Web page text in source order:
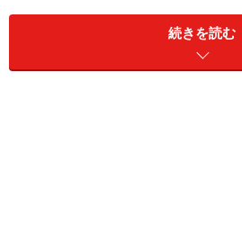
バンビーノミオはイギリスの布
カ国以上で販売されています。
ですが、インナーレイヤーには
続きを読む